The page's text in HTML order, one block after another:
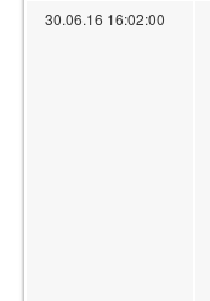
30.06.16 16:02:00